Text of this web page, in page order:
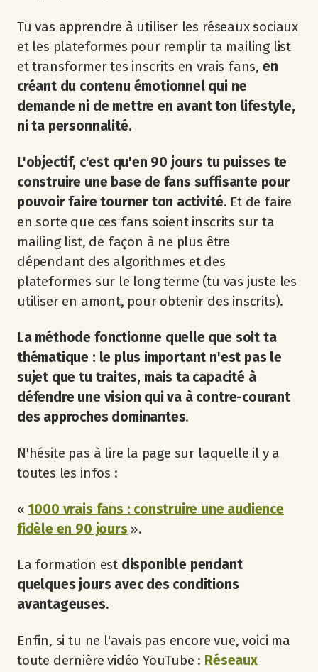
Tu vas apprendre à utiliser les réseaux sociaux
et les plateformes pour remplir ta mailing list
et transformer tes inscrits en vrais fans, en
créant du contenu émotionnel qui ne
demande ni de mettre en avant ton lifestyle,
ni ta personnalité.
L'objectif, c'est qu'en 90 jours tu puisses te
construire une base de fans suffisante pour
pouvoir faire tourner ton activité. Et de faire
en sorte que ces fans soient inscrits sur ta
mailing list, de façon à ne plus être
dépendant des algorithmes et des
plateformes sur le long terme (tu vas juste les
utiliser en amont, pour obtenir des inscrits).
La méthode fonctionne quelle que soit ta
thématique : le plus important n'est pas le
sujet que tu traites, mais ta capacité à
défendre une vision qui va à contre-courant
des approches dominantes.
N'hésite pas à lire la page sur laquelle il y a
toutes les infos :
« 1000 vrais fans : construire une audience
fidèle en 90 jours ».
La formation est disponible pendant
quelques jours avec des conditions
avantageuses.
Enfin, si tu ne l'avais pas encore vue, voici ma
toute dernière vidéo YouTube : Réseaux